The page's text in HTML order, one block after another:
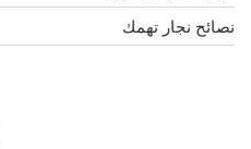
نصائح نجار تهمك